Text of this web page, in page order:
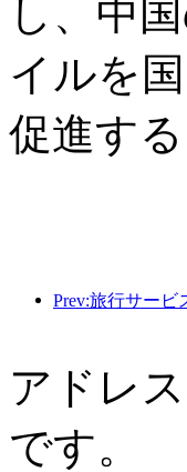
し、中
イルを
促進す
アドレ
です。